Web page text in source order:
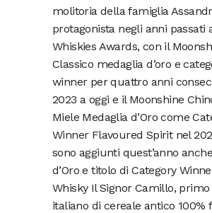
molitoria della famiglia
protagonista negli anni passati
Whiskies Awards, con il
Classico medaglia d’oro e
winner per quattro anni
2023 a oggi e il Moonshine
Miele Medaglia d’Oro come
Winner Flavoured Spirit nel
sono aggiunti quest’anno
d’Oro e titolo di Category
Whisky Il Signor Camillo,
italiano di cereale antico 100%